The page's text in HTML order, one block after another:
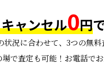
ャンセル0円
状況に合わせて、 3つの無料
場で査定も可能！お電話で